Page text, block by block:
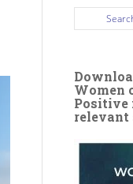
Women
Positive
relevant